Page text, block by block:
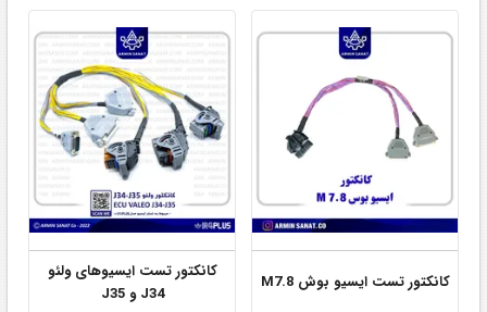
کانکتور تست ایسیو بوش M7.8
کانکتور تست ایسیوهای ولئو
J34 و J35